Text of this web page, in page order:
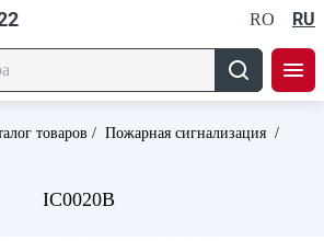
RO RU
товаров / Пожарная сигнализация /
IC0020B